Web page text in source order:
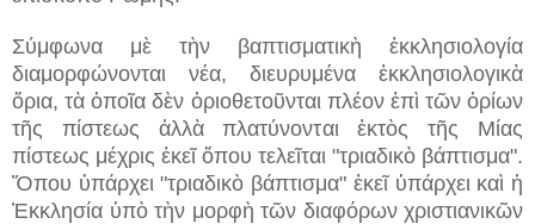
Σύμφωνα μὲ τὴν βαπτισματικὴ ἐκκλησιολογία
διαμορφώνονται νέα, διευρυμένα ἐκκλησιολογικὰ
ὅρια, τὰ ὁποῖα δὲν ὁριοθετοῦνται πλέον ἐπὶ τῶν ὁρίων
τῆς πίστεως ἀλλὰ πλατύνονται ἐκτὸς τῆς Μίας
πίστεως μέχρις ἐκεῖ ὅπου τελεῖται "τριαδικὸ βάπτισμα".
Ὅπου ὑπάρχει "τριαδικὸ βάπτισμα" ἐκεῖ ὑπάρχει καὶ ἡ
Ἐκκλησία ὑπὸ τὴν μορφὴ τῶν διαφόρων χριστιανικῶν